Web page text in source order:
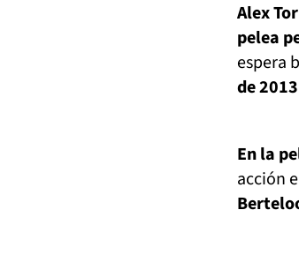
Alex
pelea
espera
de
En la
acción